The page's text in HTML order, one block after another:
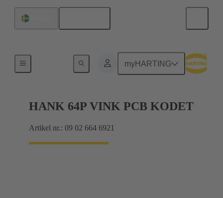
myHARTING
Förbindning moderkort till dotterkort
HANK 64P VINK PCB KODET
Artikel nr.: 09 02 664 6921